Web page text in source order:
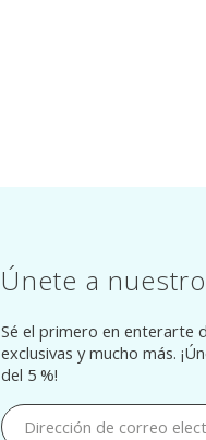
Únete a
Sé el primero en enterarte
exclusivas y mucho más.
del 5 %!